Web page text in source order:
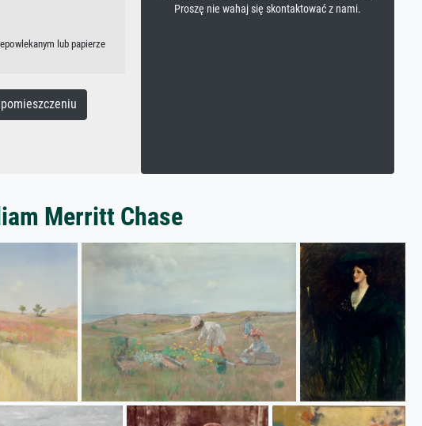
lub papierze
Proszę nie wahaj się skontaktować z nami.
Merritt Chase